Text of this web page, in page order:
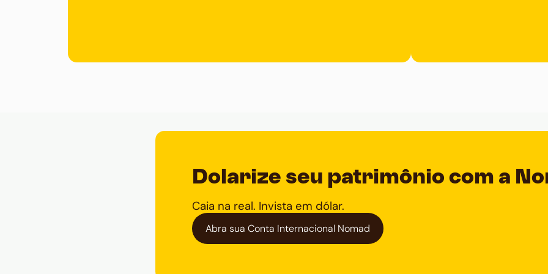
Dolarize seu patrimônio com a
Caia na real. Invista em dólar.
Abra sua Conta Internacional Nomad